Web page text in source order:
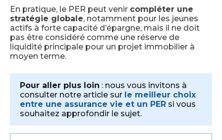
En pratique, le PER peut venir compléter une
stratégie globale, notamment pour les jeunes
actifs à forte capacité d’épargne, mais il ne doit
pas être considéré comme une réserve de
liquidité principale pour un projet immobilier à
moyen terme.
Pour aller plus loin : nous vous invitons à
consulter notre article sur le meilleur choix
entre une assurance vie et un PER si vous
souhaitez approfondir le sujet.